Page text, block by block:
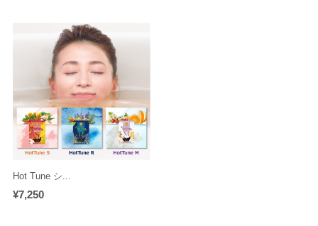
Hot Tune シ...
¥7,250